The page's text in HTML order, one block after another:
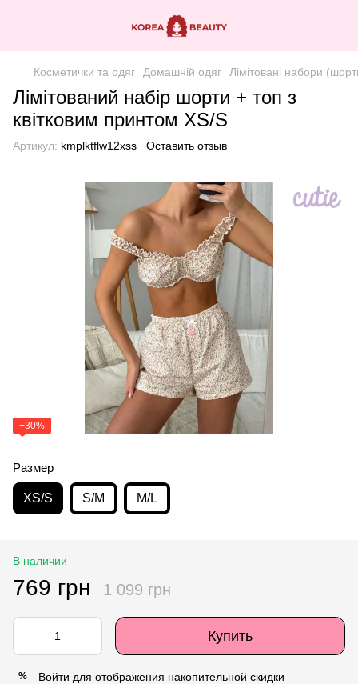
Косметички та одяг Домашній одяг Лімітовані набори
Лімітований набір шорти + топ з
квітковим принтом XS/S
Артикул: kmplktflw12xss Оставить отзыв
−30%
Размер
XS/S S/M M/L
В наличии
769 грн 1 099 грн
Купить
% Войти для отображения накопительной скидки